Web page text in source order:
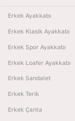
Erkek Ayakkabı
Erkek Klasik Ayakkabı
Erkek Spor Ayakkabı
Erkek Loafer Ayakkabı
Erkek Sandalet
Erkek Terik
Erkek Çanta